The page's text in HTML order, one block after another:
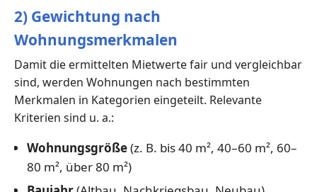
2) Gewichtung nach
Wohnungsmerkmalen
Damit die ermittelten Mietwerte fair und vergleichbar
sind, werden Wohnungen nach bestimmten
Merkmalen in Kategorien eingeteilt. Relevante
Kriterien sind u. a.:
Wohnungsgröße(z. B. bis 40 m², 40–60 m², 60–
80 m², über 80 m²)